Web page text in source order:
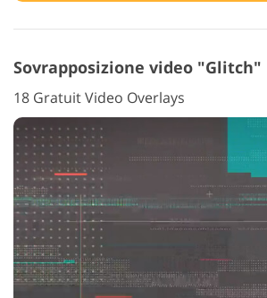
Sovrapposizione video "Glitch"
18 Gratuit Video Overlays